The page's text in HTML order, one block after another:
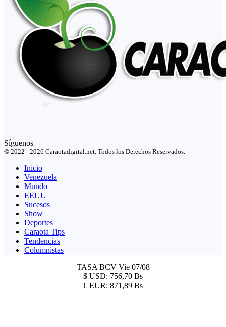
Síguenos
© 2022 - 2026 Caraotadigital.net. Todos los Derechos Reservados.
Inicio
Venezuela
Mundo
EEUU
Sucesos
Show
Deportes
Caraota Tips
Tendencias
Columnistas
TASA BCV Vie 07/08
$ USD: 756,70 Bs
€ EUR: 871,89 Bs